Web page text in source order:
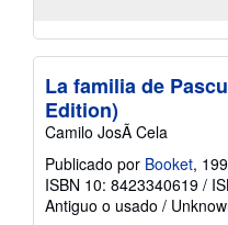
La familia de
Edition)
Camilo JosÃ Cela
Publicado por Booket,
ISBN 10: 8423340619 /
Antiguo o usado /